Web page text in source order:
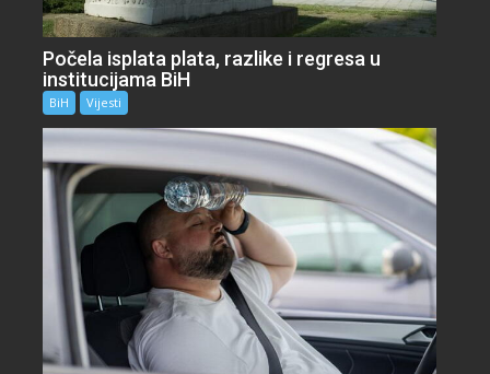
Počela isplata plata, razlike i regresa u
institucijama BiH
BiH Vijesti